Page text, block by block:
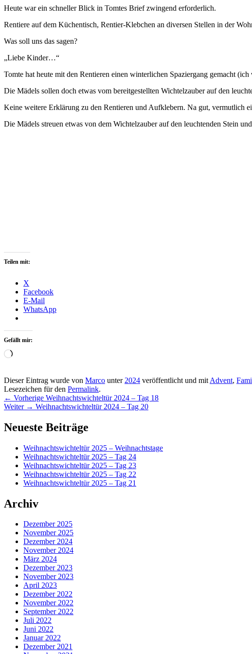
Heute war ein schneller Blick in Tomtes Brief zwingend erforderlich.
Rentiere auf dem Küchentisch, Rentier-Klebchen an diversen Stellen in der
Was soll uns das sagen?
„Liebe Kinder…“
Tomte hat heute mit den Rentieren einen winterlichen Spaziergang gemacht
Die Mädels sollen doch etwas vom bereitgestellten Wichtelzauber auf den
Keine weitere Erklärung zu den Rentieren und Aufklebern. Na gut, vermutlich
Die Mädels streuen etwas von dem Wichtelzauber auf den leuchtenden Stein
Teilen mit:
X
Facebook
E-Mail
WhatsApp
Gefällt mir:
Wird
Dieser Eintrag wurde von Marco unter 2024 veröffentlicht und mit Advent,
Lesezeichen für den Permalink.
Beitragsnavigation
← Vorherige Vorheriger
Beitrag:
Weihnachtswichteltür 2024 – Tag 18
Weiter → Nächster
Weihnachtswichteltür 2024 – Tag 20
Primärer
Widgetbereich
Neueste Beiträge
Weihnachtswichteltür 2025 – Weihnachtstage
Weihnachtswichteltür 2025 – Tag 24
Weihnachtswichteltür 2025 – Tag 23
Weihnachtswichteltür 2025 – Tag 22
Weihnachtswichteltür 2025 – Tag 21
Archiv
Dezember 2025
November 2025
Dezember 2024
November 2024
März 2024
Dezember 2023
November 2023
April 2023
Dezember 2022
November 2022
September 2022
Juli 2022
Juni 2022
Januar 2022
Dezember 2021